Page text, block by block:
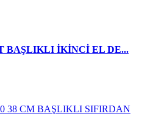
BAŞLIKLI İKİNCİ EL DE...